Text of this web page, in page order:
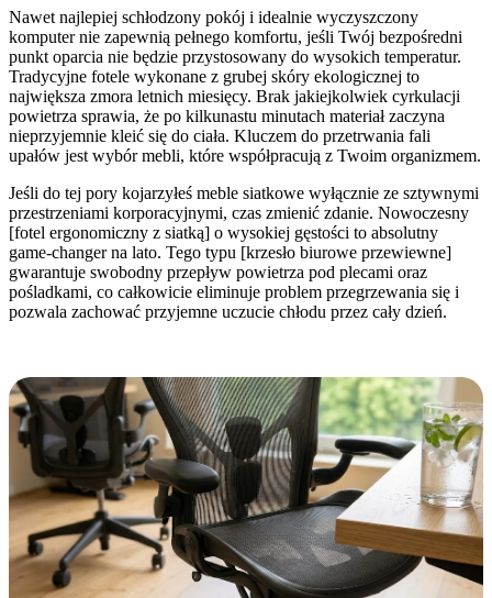
Nawet najlepiej schłodzony pokój i idealnie wyczyszczony
komputer nie zapewnią pełnego komfortu, jeśli Twój bezpośredni
punkt oparcia nie będzie przystosowany do wysokich temperatur.
Tradycyjne fotele wykonane z grubej skóry ekologicznej to
największa zmora letnich miesięcy. Brak jakiejkolwiek cyrkulacji
powietrza sprawia, że po kilkunastu minutach materiał zaczyna
nieprzyjemnie kleić się do ciała. Kluczem do przetrwania fali
upałów jest wybór mebli, które współpracują z Twoim organizmem.
Jeśli do tej pory kojarzyłeś meble siatkowe wyłącznie ze sztywnymi
przestrzeniami korporacyjnymi, czas zmienić zdanie. Nowoczesny
[fotel ergonomiczny z siatką] o wysokiej gęstości to absolutny
game-changer na lato. Tego typu [krzesło biurowe przewiewne]
gwarantuje swobodny przepływ powietrza pod plecami oraz
pośladkami, co całkowicie eliminuje problem przegrzewania się i
pozwala zachować przyjemne uczucie chłodu przez cały dzień.